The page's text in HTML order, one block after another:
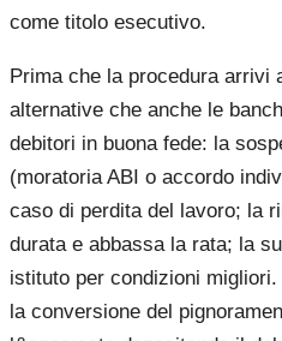
come titolo esecutivo.
Prima che la procedura arrivi
alternative che anche le
debitori in buona fede: la
(moratoria ABI o accordo
caso di perdita del lavoro; la
durata e abbassa la rata; la
istituto per condizioni
la conversione del